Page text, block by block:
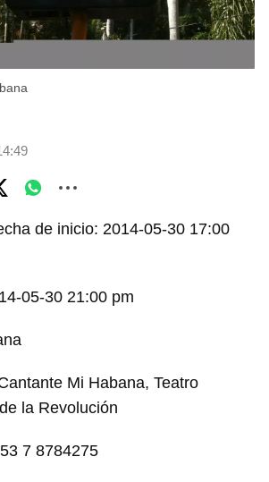
de inicio: 2014-05-30 17:00
05-30 21:00 pm
Mi Habana, Teatro
la Revolución
7 8784275